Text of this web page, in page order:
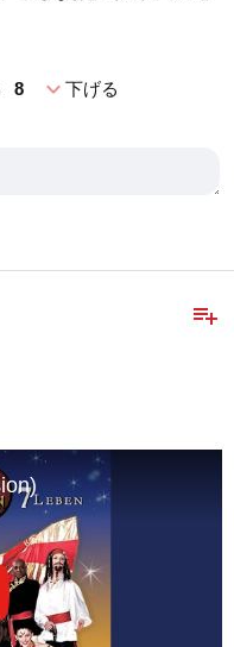
8 expand_more下げる
playlist_add